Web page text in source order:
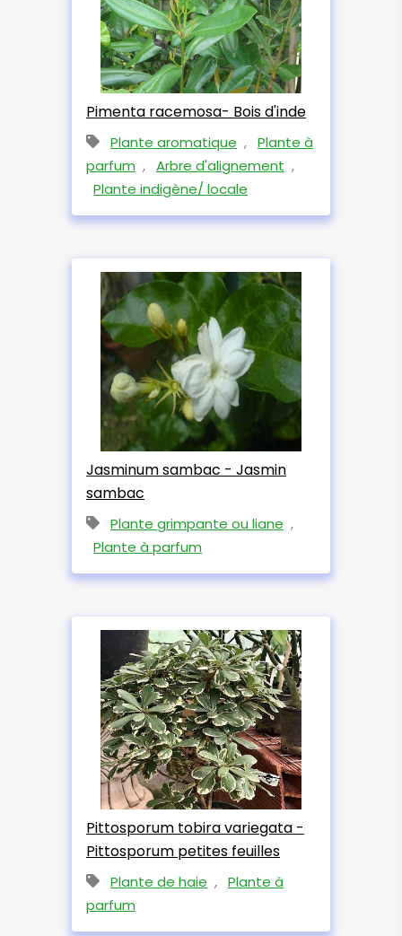
Pimenta racemosa- Bois d'inde
Plante aromatique , Plante à
parfum , Arbre d'alignement ,
Plante indigène/ locale
Jasminum sambac - Jasmin
sambac
Plante grimpante ou liane ,
Plante à parfum
Pittosporum tobira variegata -
Pittosporum petites feuilles
Plante de haie , Plante à
parfum